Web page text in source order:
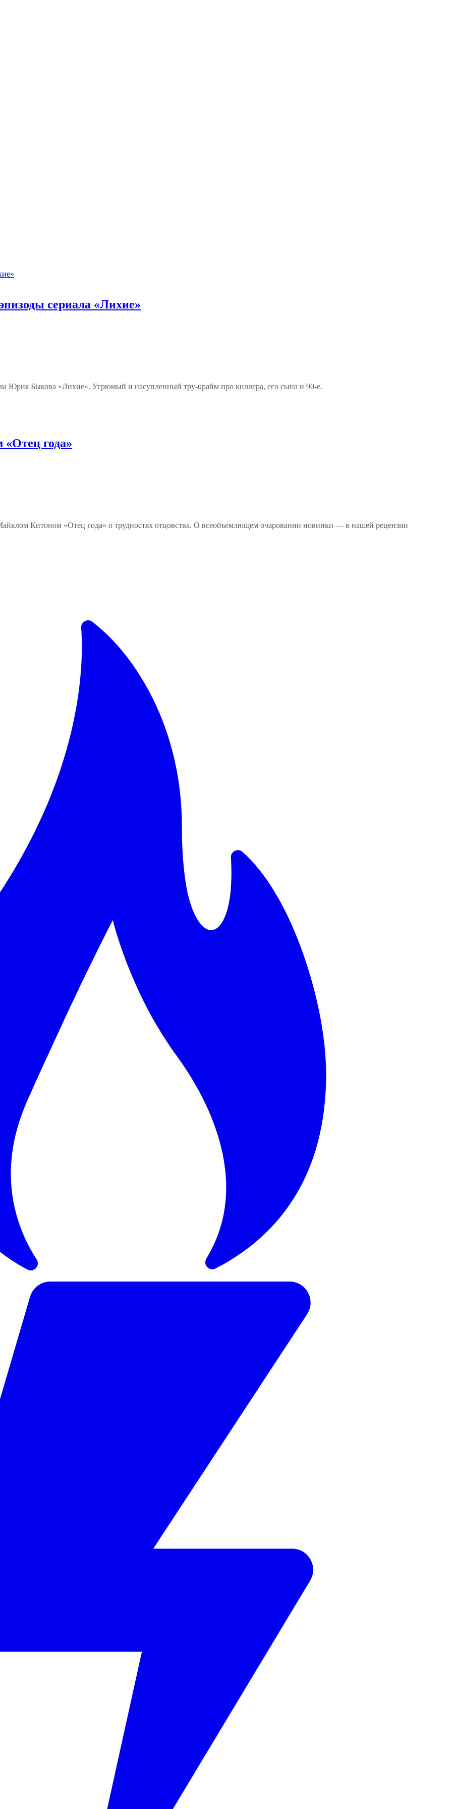
сериала «Лихие»
Юрия Быкова «Лихие». Угрюмый и насупленный тру-крайм про киллера, его сына и 90-е.
года»
Китоном «Отец года» о трудностях отцовства. О всеобъемлющем очаровании новинки — в нашей рецензии